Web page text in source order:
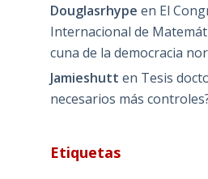
Douglasrhype en El
Internacional de
cuna de la democracia
Jamieshutt en Tesis
necesarios más
Etiquetas